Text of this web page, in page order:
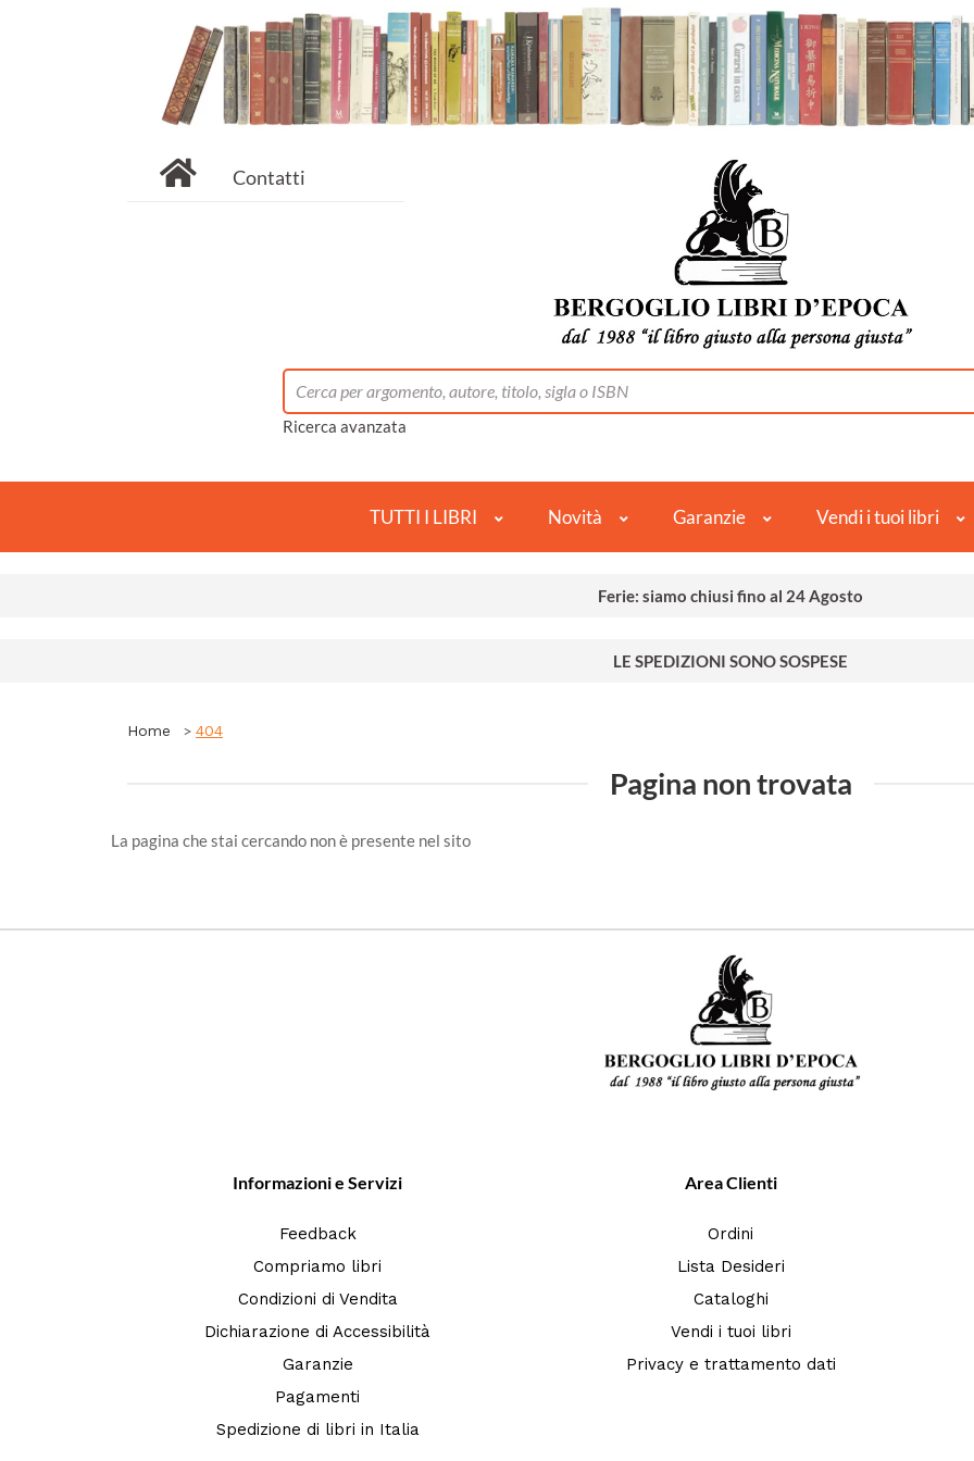
Contatti
Ricerca avanzata
TUTTI I LIBRI Novità Garanzie Vendi i tuoi libri
Ferie: siamo chiusi fino al 24 Agosto
LE SPEDIZIONI SONO SOSPESE
Home 404
Pagina non trovata
La pagina che stai cercando non è presente nel sito
Informazioni e Servizi
Feedback
Compriamo libri
Condizioni di Vendita
Dichiarazione di Accessibilità
Garanzie
Pagamenti
Spedizione di libri in Italia
Area Clienti
Ordini
Lista Desideri
Cataloghi
Vendi i tuoi libri
Privacy e trattamento dati